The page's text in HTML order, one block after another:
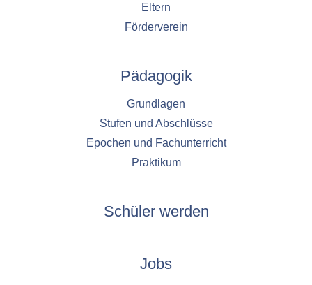
Eltern
Förderverein
Pädagogik
Grundlagen
Stufen und Abschlüsse
Epochen und Fachunterricht
Praktikum
Schüler werden
Jobs